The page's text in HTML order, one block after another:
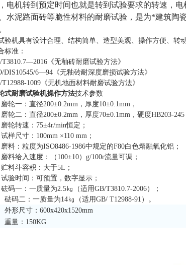
电机转到预定时间也就是转到试验要求的转速，
水泥路面砖等脆性材料的耐磨试验，是为*建筑陶
验机具有设计合理、结构简单、造型美观、操作方便、转
标准：
T3810.7—2016《无釉砖耐磨试验方法》
DIS10545/6—94《无釉砖耐深度磨损试验方法》
T12988-1009《无机地面材料耐磨试验方法》
式耐磨试验机操作方法技术参数
轮一：直径200±0.2mm，厚度10±0.1mm，
轮二：直径200±0.2mm，厚度70±0.1mm，硬度HB203-245
轮转速：75±4r/min恒定；
样尺寸：100mm ×110 mm；
料：粒度为ISO8486-1986中规定的F80白色熔融氧化铝；
料给入速度：（100±10）g/100r流量可调；
料斗容积：大于5L；
验时间：可预置，数字显示；
码一：一质量为2.5㎏（适用GB/T3810.7-2006）；
砝码二：一质量为14㎏（适用GB/ T12988-91）。
外形尺寸：600x420x1520mm
重量：150KG